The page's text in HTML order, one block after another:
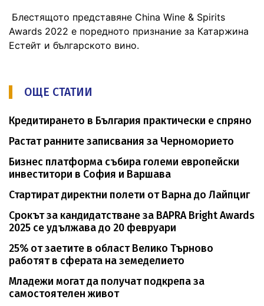
Блестящото представяне China Wine & Spirits
Awards 2022 е поредното признание за Катаржина
Естейт и българското вино.
ОЩЕ СТАТИИ
Кредитирането в България практически е спряно
Растат ранните записвания за Черноморието
Бизнес платформа събира големи европейски
инвеститори в София и Варшава
Стартират директни полети от Варна до Лайпциг
Срокът за кандидатстване за BAPRA Bright Awards
2025 се удължава до 20 февруари
25% от заетите в област Велико Търново
работят в сферата на земеделието
Младежи могат да получат подкрепа за
самостоятелен живот